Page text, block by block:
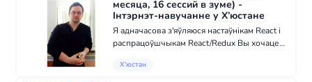
месяца, 16 сессий в зуме) -
Інтэрнэт-навучанне у Х’юстане
Я адначасова з'яўляюся настаўнікам React і
распрацоўшчыкам React/Redux Вы хочаце
але ў вас няма ведаў, і вы хочаце
Х'юстан